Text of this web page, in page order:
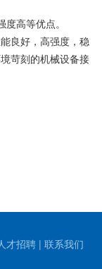
高等优点。
良好，高强度，稳
苛刻的机械设备接
才招聘 | 联系我们